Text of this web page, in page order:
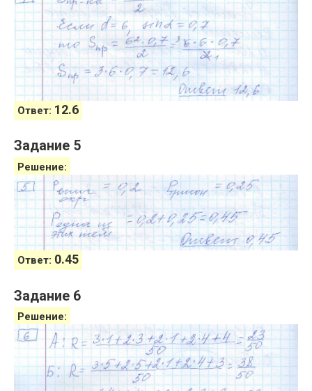
Ответ: 12.6
Задание 5
Решение:
Ответ: 0.45
Задание 6
Решение: